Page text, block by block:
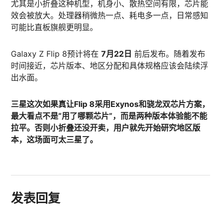
尤其是小折叠这种机型，机身小、散热空间有限，芯片能
效会被放大。处理器稍微热一点、耗电多一点，日常感知
可能比直板旗舰更明显。
Galaxy Z Flip 8预计将在7月22日 前后发布。随着发布
时间接近，芯片版本、地区分配和具体规格应该会陆续浮
出水面。
三星这次如果真让Flip 8采用Exynos和骁龙双芯片方案，
最大看点不是“用了哪颗芯片”，而是两种版本体验能不能
拉平。否则小折叠还没开卖，用户就先开始研究地区版
本，这场面可太三星了。
发表回复